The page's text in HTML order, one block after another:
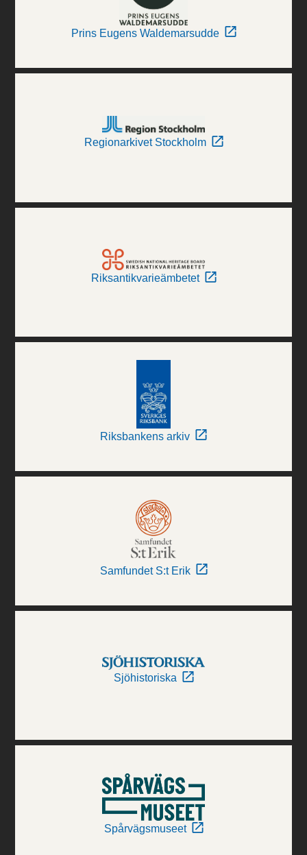
Prins Eugens Waldemarsudde
Regionarkivet Stockholm
Riksantikvarieämbetet
Riksbankens arkiv
Samfundet S:t Erik
Sjöhistoriska
Spårvägsmuseet